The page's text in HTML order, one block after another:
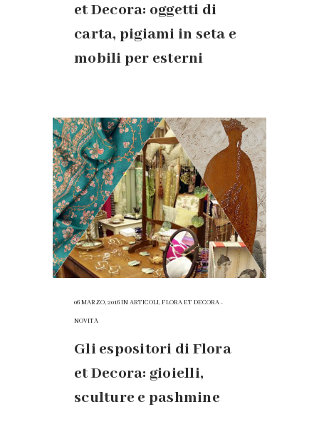
et Decora: oggetti di
carta, pigiami in seta e
mobili per esterni
06 MARZO, 2016INARTICOLI,FLORA ET DECORA -
NOVITÀ
Gli espositori di Flora
et Decora: gioielli,
sculture e pashmine